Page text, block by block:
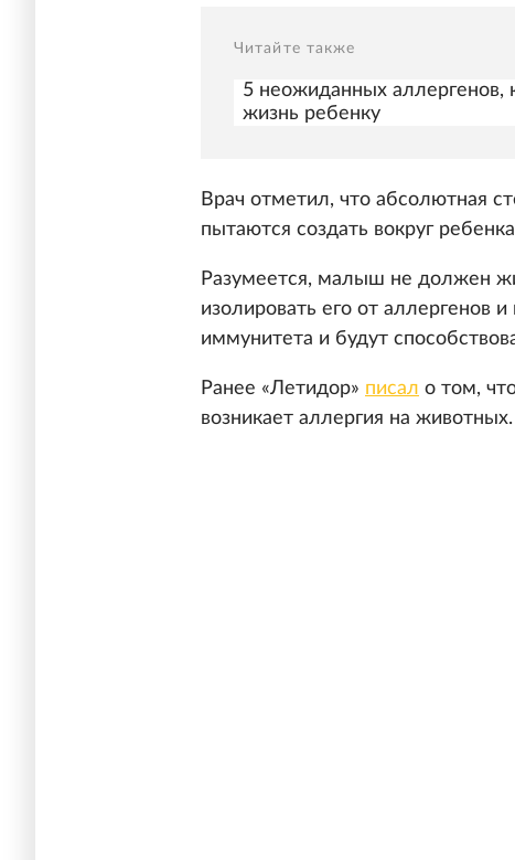
Читайте также
5 неожиданных аллергенов,
жизнь ребенку
Врач отметил, что абсолютная
пытаются создать вокруг
Разумеется, малыш не должен
изолировать его от аллергенов
иммунитета и будут
Ранее «Летидор» писал о том,
возникает аллергия на животных.